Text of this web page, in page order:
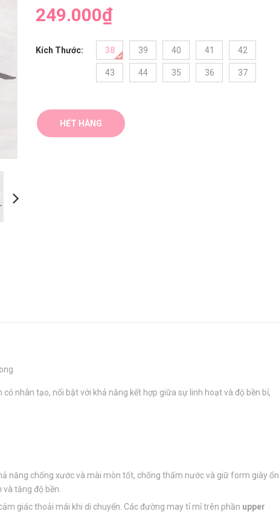
249.000₫
Kích Thước: 38 39 40 41 42
43 44 35 36 37
HẾT HÀNG
cỏ nhân tạo, nổi bật với khả năng kết hợp giữa sự linh hoạt và độ bền bỉ,
năng chống xước và mài mòn tốt, chống thấm nước và giữ form giày ổn
tăng độ bền.
giác thoải mái khi di chuyển. Các đường may tỉ mỉ trên phần upper